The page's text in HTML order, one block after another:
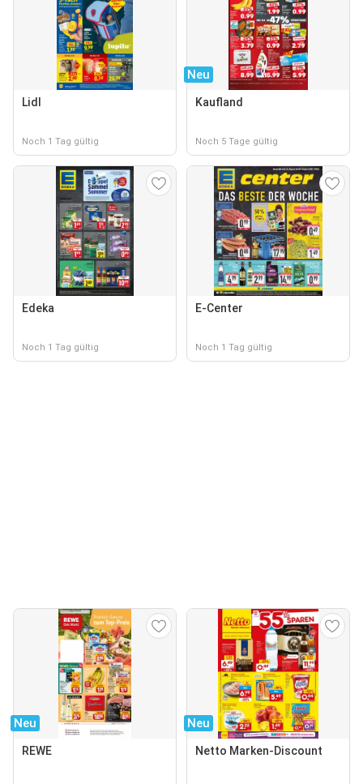
Lidl
Noch 1 Tag gültig
Neu
Kaufland
Noch 5 Tage gültig
Edeka
Noch 1 Tag gültig
E-Center
Noch 1 Tag gültig
Neu
REWE
Neu
Netto Marken-Discount